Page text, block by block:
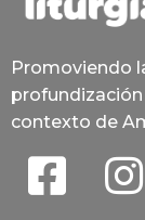
Promoviendo
contexto de